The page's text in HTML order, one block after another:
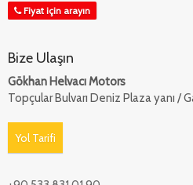
Fiyat için arayın
Bize Ulaşın
Gökhan Helvacı Motors
Topçular Bulvarı Deniz Plaza yanı /
Yol Tarifi